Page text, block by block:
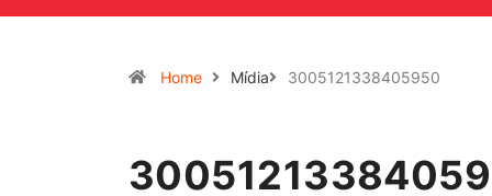
Home Mídia 3005121338405950